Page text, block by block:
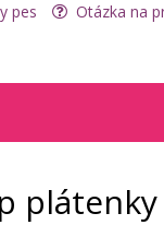
pes Otázka na
plátenky